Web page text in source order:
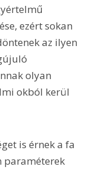
ezért sokan
az ilyen
olyan
okból kerül
is érnek a fa
paraméterek